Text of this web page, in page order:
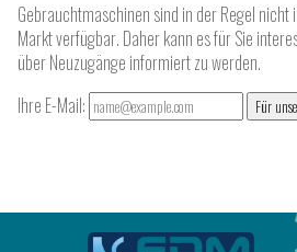
Gebrauchtmaschinen sind in der Regel nicht
Markt verfügbar. Daher kann es für Sie
über Neuzugänge informiert zu werden.
Ihre E-Mail:
Für